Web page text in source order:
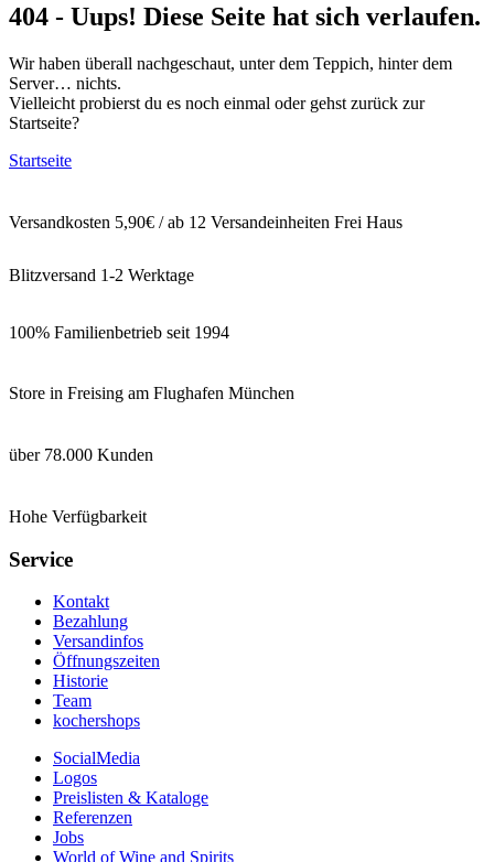
404 - Uups! Diese Seite hat sich verlaufen.
Wir haben überall nachgeschaut, unter dem Teppich, hinter dem
Server… nichts.
Vielleicht probierst du es noch einmal oder gehst zurück zur
Startseite?
Startseite
Versandkosten 5,90€ / ab 12 Versandeinheiten Frei Haus
Blitzversand 1-2 Werktage
100% Familienbetrieb seit 1994
Store in Freising am Flughafen München
über 78.000 Kunden
Hohe Verfügbarkeit
Service
Kontakt
Bezahlung
Versandinfos
Öffnungszeiten
Historie
Team
kochershops
SocialMedia
Logos
Preislisten & Kataloge
Referenzen
Jobs
World of Wine and Spirits